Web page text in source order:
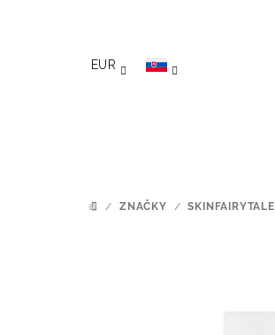
EUR
DOMOV
/ ZNAČKY / SKINFAIRYTALE